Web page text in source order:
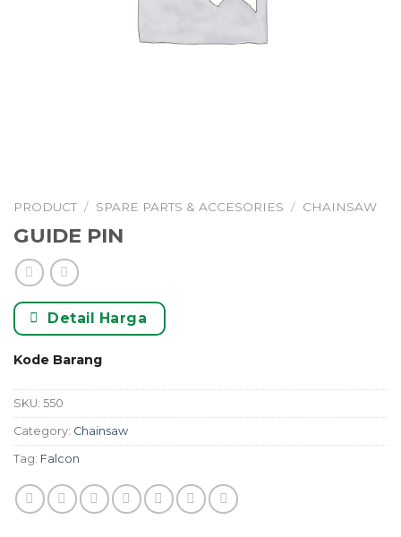
PRODUCT / SPARE PARTS & ACCESORIES / CHAINSAW
GUIDE PIN
Detail Harga
Kode Barang
SKU: 550
Category: Chainsaw
Tag: Falcon